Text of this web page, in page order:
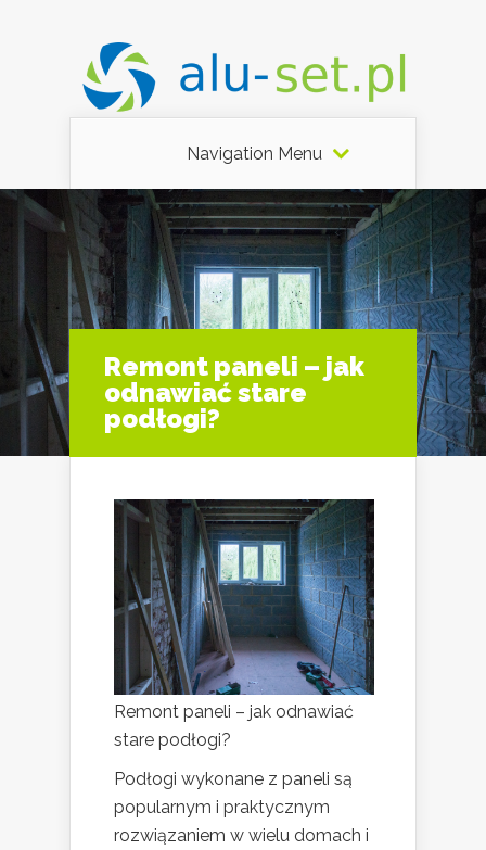
Navigation Menu
Remont paneli – jak
odnawiać stare
podłogi?
Remont paneli – jak odnawiać
stare podłogi?
Podłogi wykonane z paneli są
popularnym i praktycznym
rozwiązaniem w wielu domach i